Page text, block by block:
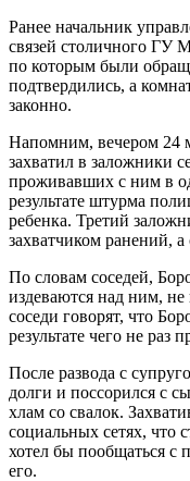
Ранее начальник
связей столичного
по которым были
подтвердились, а
законно.
Напомним, вечером 24
захватил в заложники
проживавших с ним в
результате штурма
ребенка. Третий
захватчиком ранений,
По словам соседей,
издеваются над ним,
соседи говорят, что
результате чего не
После развода с
долги и поссорился с
хлам со свалок.
социальных сетях, что
хотел бы пообщаться с
его.